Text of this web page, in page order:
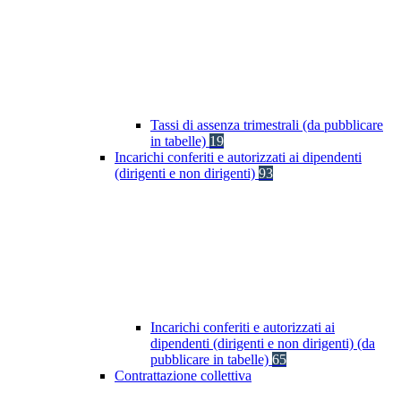
Tassi di assenza trimestrali (da pubblicare
in tabelle) 19
Incarichi conferiti e autorizzati ai dipendenti
(dirigenti e non dirigenti) 93
Incarichi conferiti e autorizzati ai
dipendenti (dirigenti e non dirigenti) (da
pubblicare in tabelle) 65
Contrattazione collettiva